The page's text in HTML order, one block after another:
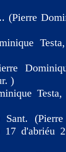
(Pierre
)
d'abriéu